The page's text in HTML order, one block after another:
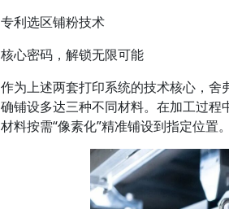
专利选区铺粉技术
核心密码，解锁无限可能
作为上述两套打印系统的技术核心，
确铺设多达三种不同材料。在加工过
材料按需“像素化”精准铺设到指定位置。